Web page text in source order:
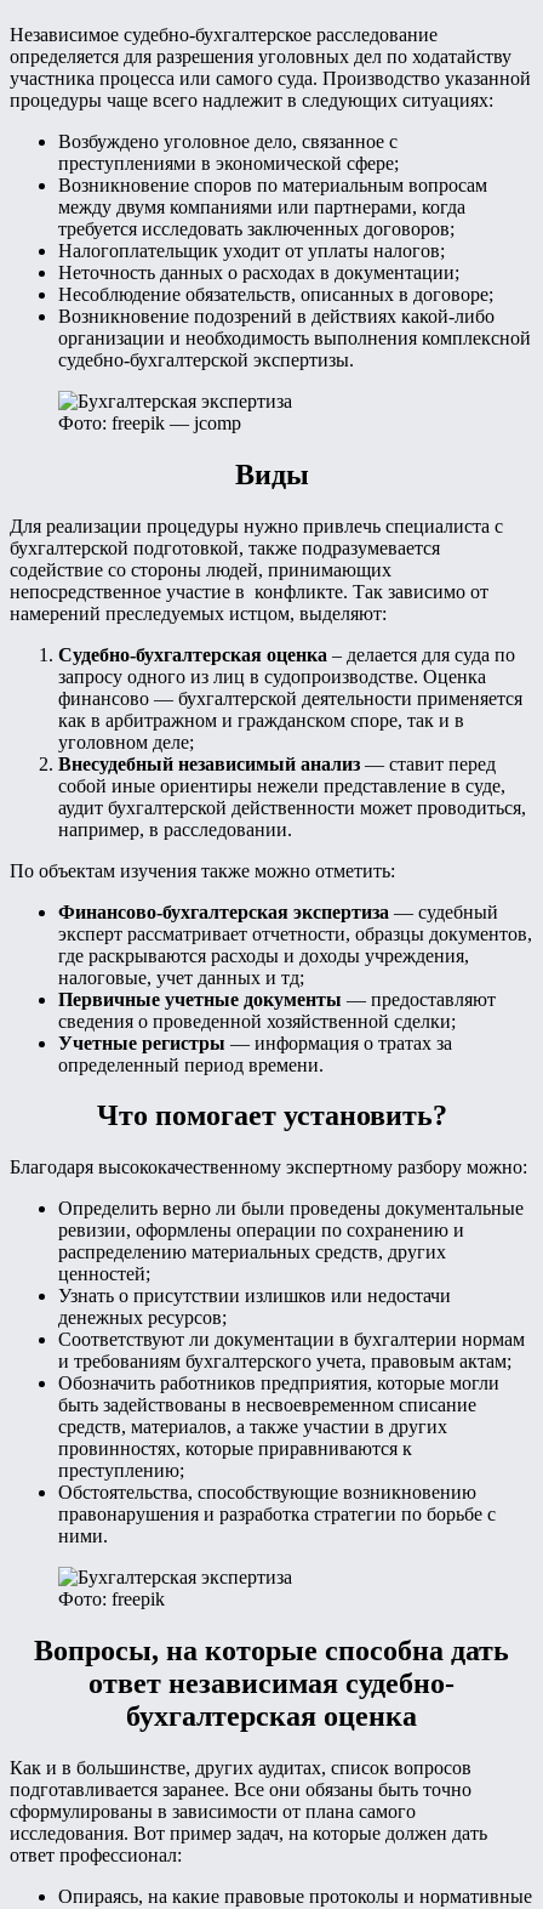
Независимое судебно-бухгалтерское расследование
определяется для разрешения уголовных дел по ходатайству
участника процесса или самого суда. Производство указанной
процедуры чаще всего надлежит в следующих ситуациях:
Возбуждено уголовное дело, связанное с
преступлениями в экономической сфере;
Возникновение споров по материальным вопросам
между двумя компаниями или партнерами, когда
требуется исследовать заключенных договоров;
Налогоплательщик уходит от уплаты налогов;
Неточность данных о расходах в документации;
Несоблюдение обязательств, описанных в договоре;
Возникновение подозрений в действиях какой-либо
организации и необходимость выполнения комплексной
судебно-бухгалтерской экспертизы.
Фото: freepik — jcomp
Виды
Для реализации процедуры нужно привлечь специалиста с
бухгалтерской подготовкой, также подразумевается
содействие со стороны людей, принимающих
непосредственное участие в конфликте. Так зависимо от
намерений преследуемых истцом, выделяют:
Судебно-бухгалтерская оценка – делается для суда по
запросу одного из лиц в судопроизводстве. Оценка
финансово — бухгалтерской деятельности применяется
как в арбитражном и гражданском споре, так и в
уголовном деле;
Внесудебный независимый анализ — ставит перед
собой иные ориентиры нежели представление в суде,
аудит бухгалтерской действенности может проводиться,
например, в расследовании.
По объектам изучения также можно отметить:
Финансово-бухгалтерская экспертиза — судебный
эксперт рассматривает отчетности, образцы документов,
где раскрываются расходы и доходы учреждения,
налоговые, учет данных и тд;
Первичные учетные документы — предоставляют
сведения о проведенной хозяйственной сделки;
Учетные регистры — информация о тратах за
определенный период времени.
Что помогает установить?
Благодаря высококачественному экспертному разбору можно:
Определить верно ли были проведены документальные
ревизии, оформлены операции по сохранению и
распределению материальных средств, других
ценностей;
Узнать о присутствии излишков или недостачи
денежных ресурсов;
Соответствуют ли документации в бухгалтерии нормам
и требованиям бухгалтерского учета, правовым актам;
Обозначить работников предприятия, которые могли
быть задействованы в несвоевременном списание
средств, материалов, а также участии в других
провинностях, которые приравниваются к
преступлению;
Обстоятельства, способствующие возникновению
правонарушения и разработка стратегии по борьбе с
ними.
Фото: freepik
Вопросы, на которые способна дать
ответ независимая судебно-
бухгалтерская оценка
Как и в большинстве, других аудитах, список вопросов
подготавливается заранее. Все они обязаны быть точно
сформулированы в зависимости от плана самого
исследования. Вот пример задач, на которые должен дать
ответ профессионал:
Опираясь, на какие правовые протоколы и нормативные